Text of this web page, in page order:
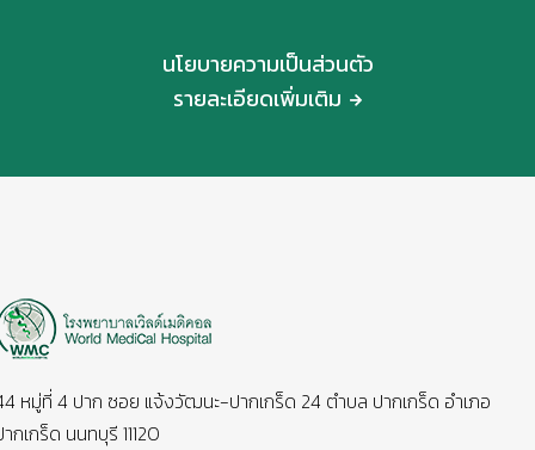
นโยบายความเป็นส่วนตัว
รายละเอียดเพิ่มเติม
หมู่ที่ 4 ปาก ซอย แจ้งวัฒนะ-ปากเกร็ด 24 ตำบล ปากเกร็ด อำเภอ
กเกร็ด นนทบุรี 11120